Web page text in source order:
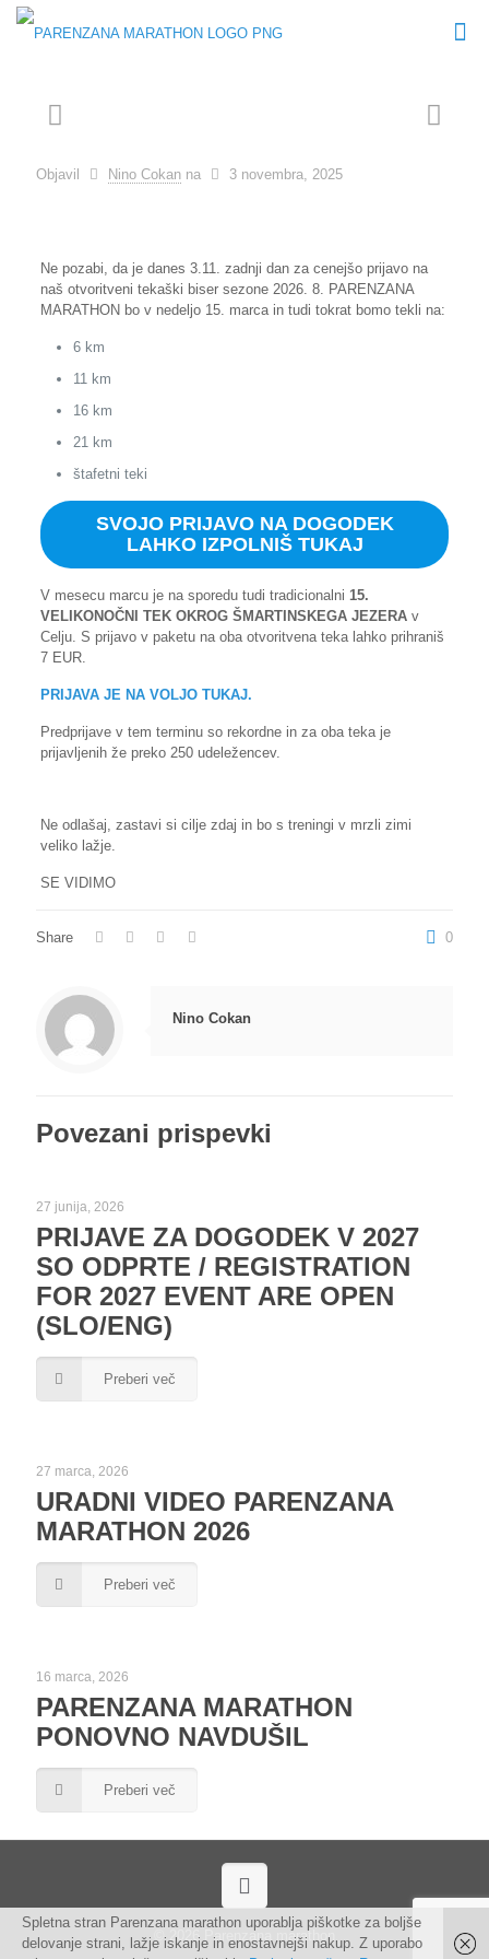
Objavil Nino Cokan na 3 novembra, 2025
Ne pozabi, da je danes 3.11. zadnji dan za cenejšo prijavo na
naš otvoritveni tekaški biser sezone 2026. 8. PARENZANA
MARATHON bo v nedeljo 15. marca in tudi tokrat bomo tekli na:
6 km
11 km
16 km
21 km
štafetni teki
SVOJO PRIJAVO NA DOGODEK
LAHKO IZPOLNIŠ TUKAJ
V mesecu marcu je na sporedu tudi tradicionalni 15.
VELIKONOČNI TEK OKROG ŠMARTINSKEGA JEZERAv
Celju. S prijavo v paketu na oba otvoritvena teka lahko prihraniš
7 EUR.
PRIJAVA JE NA VOLJO TUKAJ.
Predprijave v tem terminu so rekordne in za oba teka je
prijavljenih že preko 250 udeležencev.
Ne odlašaj, zastavi si cilje zdaj in bo s treningi v mrzli zimi
veliko lažje.
SE VIDIMO
Share 0
Nino Cokan
Povezani prispevki
27 junija, 2026
PRIJAVE ZA DOGODEK V 2027
SO ODPRTE / REGISTRATION
FOR 2027 EVENT ARE OPEN
(SLO/ENG)
Preberi več
27 marca, 2026
URADNI VIDEO PARENZANA
MARATHON 2026
Preberi več
16 marca, 2026
PARENZANA MARATHON
PONOVNO NAVDUŠIL
Preberi več
© 2026 Parenzana marathon
Spletna stran Parenzana marathon uporablja piškotke za boljše
delovanje strani, lažje iskanje in enostavnejši nakup. Z uporabo